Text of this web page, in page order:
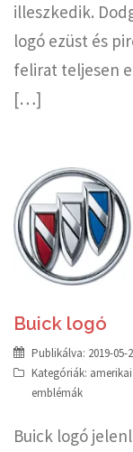
illeszkedik.
logó ezüst és
felirat teljesen
[…]
Buick logó
Publikálva: 2019-05-
Kategóriák:
emblémák
Buick logó